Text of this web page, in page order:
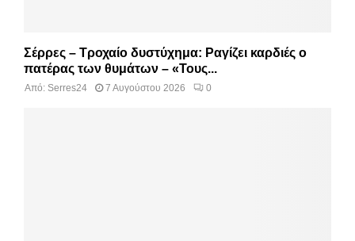
Σέρρες – Τροχαίο δυστύχημα: Ραγίζει καρδιές ο
πατέρας των θυμάτων – «Τους...
Από: Serres24 7 Αυγούστου 2026 0